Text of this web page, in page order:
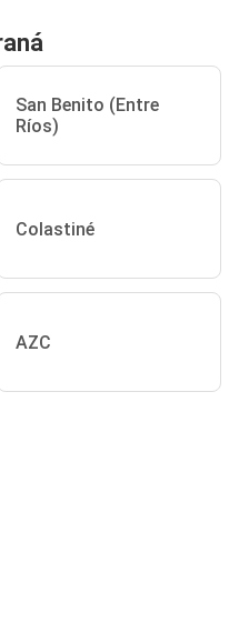
San Benito (Entre
Ríos)
Colastiné
AZC